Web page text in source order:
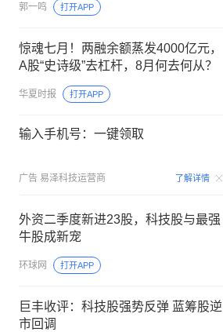
郭一鸣 打开APP
惊魂七月！两融余额蒸发4000亿元，
A股“史诗级”去杠杆，8月何去何从？
华夏时报 打开APP
输入手机号：一键领取
广告 易泽科技运营商 了解详情
外资二季度新进23股，科技股与最强
牛股成新宠
环球网 打开APP
巨丰收评：科技股强势反弹 蓝筹股逆
市回调